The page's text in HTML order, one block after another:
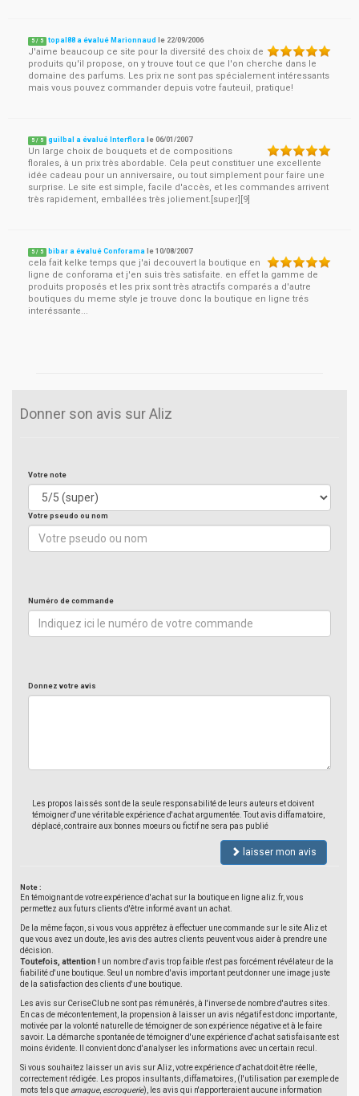
5 / 5 topal88 a évalué Marionnaud le 22/09/2006
J'aime beaucoup ce site pour la diversité des choix de
produits qu'il propose, on y trouve tout ce que l'on cherche dans le
domaine des parfums. Les prix ne sont pas spécialement intéressants
mais vous pouvez commander depuis votre fauteuil, pratique!
5 / 5 guilbal a évalué Interflora le06/01/2007
Un large choix de bouquets et de compositions
florales, à un prix très abordable. Cela peut constituer une excellente
idée cadeau pour un anniversaire, ou tout simplement pour faire une
surprise. Le site est simple, facile d'accès, et les commandes arrivent
très rapidement, emballées très joliement.[super][9]
5 / 5 bibar a évalué Conforama le10/08/2007
cela fait kelke temps que j'ai decouvert la boutique en
ligne de conforama et j'en suis très satisfaite. en effet la gamme de
produits proposés et les prix sont très atractifs comparés a d'autre
boutiques du meme style je trouve donc la boutique en ligne trés
interéssante...
Donner son avis sur Aliz
Votre note
Votre pseudo ou nom
Numéro de commande
Donnez votre avis
Les propos laissés sont de la seule responsabilité de leurs auteurs et doivent
témoigner d'une véritable expérience d'achat argumentée. Tout avis diffamatoire,
déplacé, contraire aux bonnes moeurs ou fictif ne sera pas publié
laisser mon avis
Note :
En témoignant de votre expérience d'achat sur la boutique en ligne aliz.fr, vous
permettez aux futurs clients d'être informé avant un achat.
De la même façon, si vous vous apprêtez à effectuer une commande sur le site Aliz et
que vous avez un doute, les avis des autres clients peuvent vous aider à prendre une
décision.
Toutefois, attention ! un nombre d'avis trop faible n'est pas forcément révélateur de la
fiabilité d'une boutique. Seul un nombre d'avis important peut donner une image juste
de la satisfaction des clients d'une boutique.
Les avis sur CeriseClub ne sont pas rémunérés, à l'inverse de nombre d'autres sites.
En cas de mécontentement, la propension à laisser un avis négatif est donc importante,
motivée par la volonté naturelle de témoigner de son expérience négative et à le faire
savoir. La démarche spontanée de témoigner d'une expérience d'achat satisfaisante est
moins évidente. Il convient donc d'analyser les informations avec un certain recul.
Si vous souhaitez laisser un avis sur Aliz, votre expérience d'achat doit être réelle,
correctement rédigée. Les propos insultants, diffamatoires, (l'utilisation par exemple de
mots tels que arnaque, escroquerie), les avis qui n'apporteraient aucune information